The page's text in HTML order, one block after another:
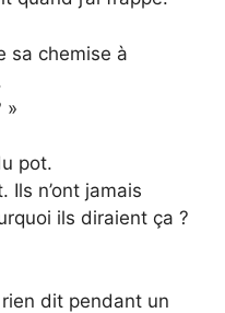
sa chemise à
»
pot.
Ils n’ont jamais
ils diraient ça ?
rien dit pendant un